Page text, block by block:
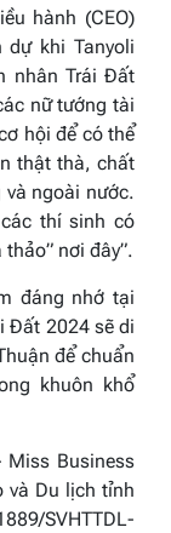
hành (CEO)
dự khi Tanyoli
nhân Trái Đất
nữ tướng tài
hội để có thể
thật thà, chất
và ngoài nước.
thí sinh có
nơi đây”.
đáng nhớ tại
Đất 2024 sẽ di
để chuẩn
khuôn khổ
Business
và Du lịch tỉnh
SVHTTDL-